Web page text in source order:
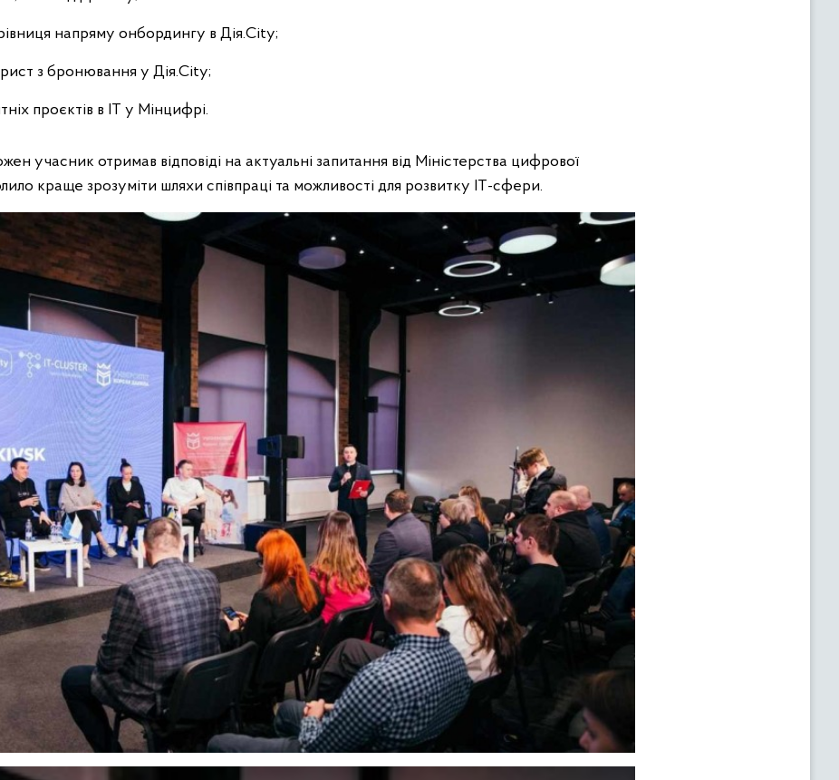
напряму онбордингу в Дія.City;
з бронювання у Дія.City;
проєктів в ІТ у Мінцифрі.
учасник отримав відповіді на актуальні запитання від Міністерства цифрової
краще зрозуміти шляхи співпраці та можливості для розвитку ІТ-сфери.